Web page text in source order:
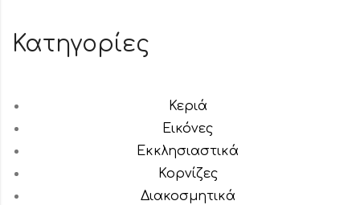
Κατηγορίες
Κεριά
Εικόνες
Εκκλησιαστικά
Κορνίζες
Διακοσμητικά